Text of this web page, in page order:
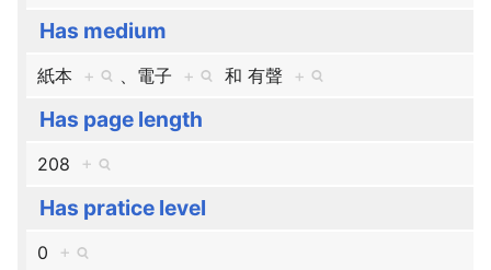
Has medium
紙本 + 、​ 電子 + 和 有聲 +
Has page length
208 +
Has pratice level
0 +